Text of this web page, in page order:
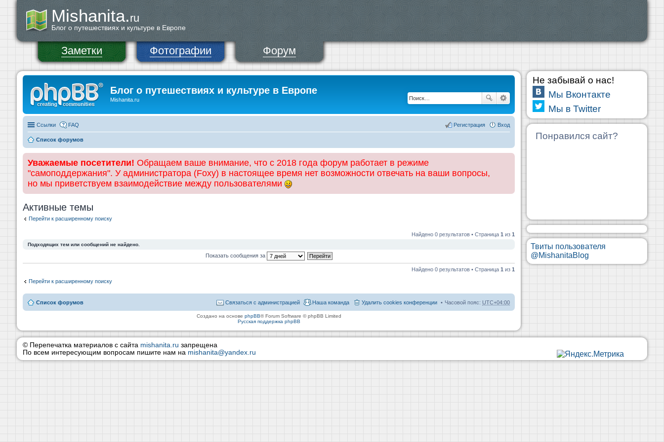
Mishanita.ru
Блог о путешествиях и культуре в Европе
Заметки Фотографии Форум
Блог о путешествиях и культуре в Европе
Mishanita.ru
Ссылки FAQ Вход
Регистрация
Список форумов
Уважаемые посетители! Обращаем ваше внимание, что с 2018 года форум работает в режиме
"самоподдержания". У администратора (Foxy) в настоящее время нет возможности отвечать на ваши вопросы,
но мы приветствуем взаимодействие между пользователями
Активные темы
Перейти к расширенному поиску
Найдено 0 результатов • Страница 1 из 1
Подходящих тем или сообщений не найдено.
Показать сообщения за
Найдено 0 результатов • Страница 1 из 1
Перейти к расширенному поиску
Список форумов Часовой пояс: UTC+04:00
Удалить cookies конференции
Наша команда
Связаться с администрацией
Создано на основе phpBB® Forum Software © phpBB Limited
Русская поддержка phpBB
Не забывай о нас!
Мы Вконтакте
Мы в Twitter
Понравился сайт?
Твиты пользователя
@MishanitaBlog
© Перепечатка материалов с сайта mishanita.ru запрещена
По всем интересующим вопросам пишите нам на mishanita@yandex.ru